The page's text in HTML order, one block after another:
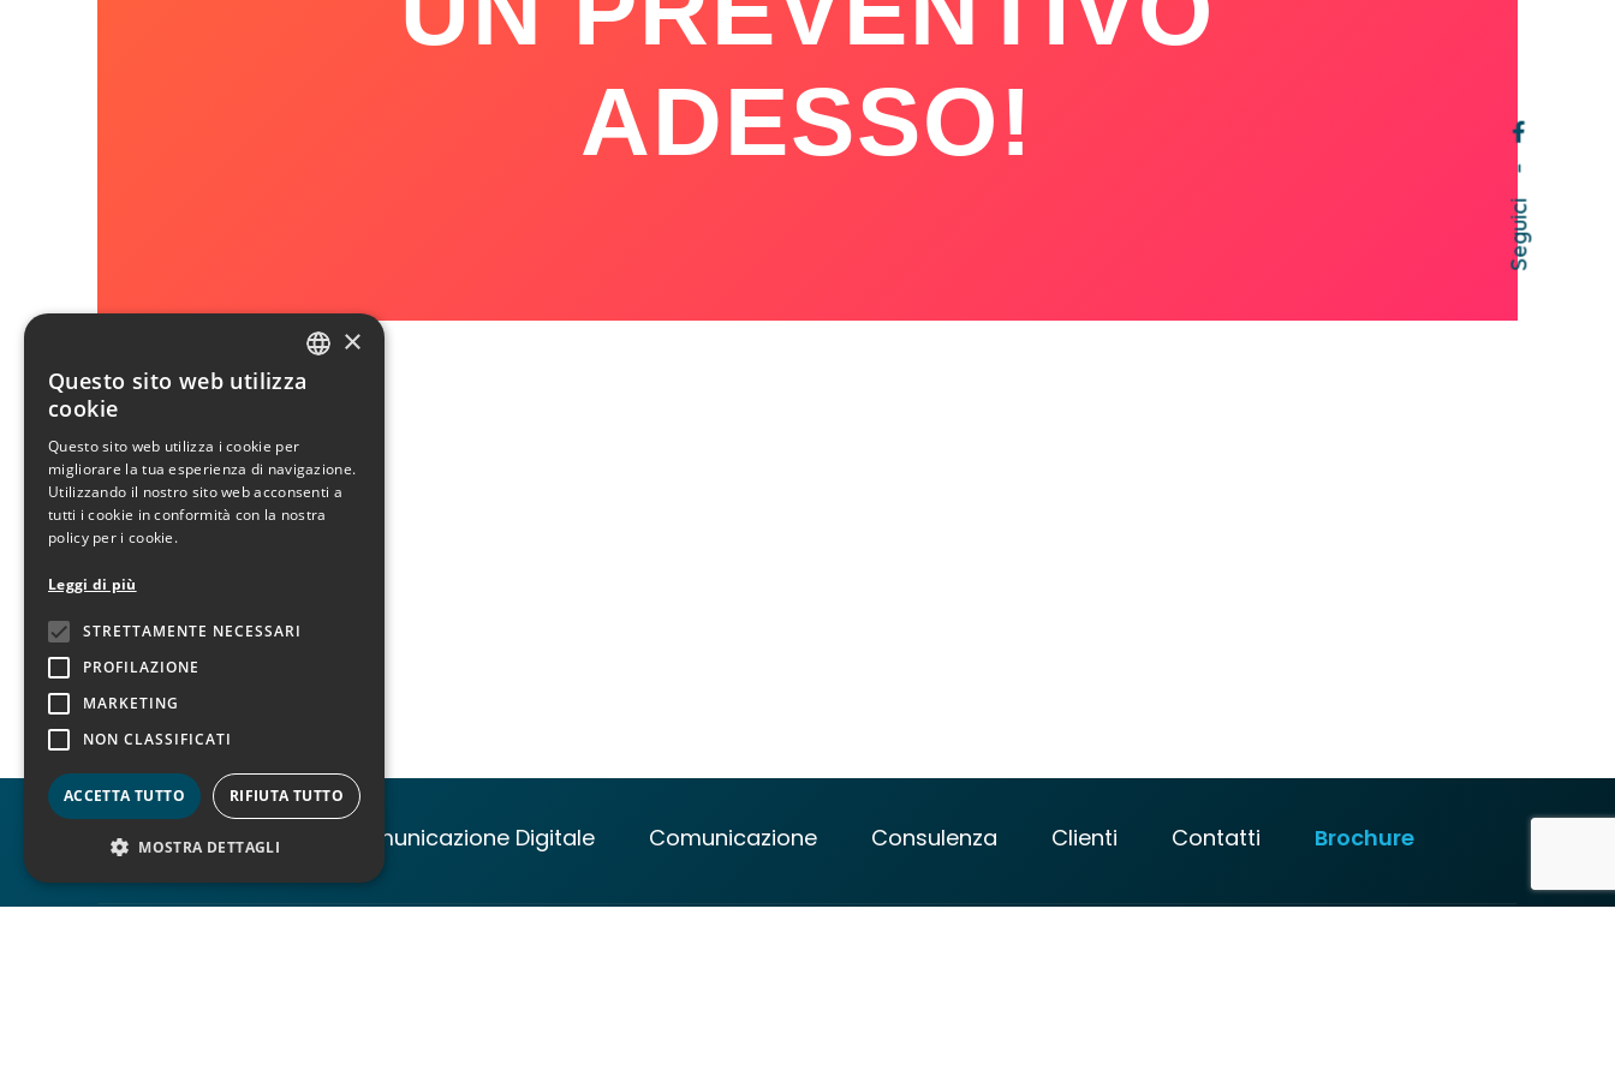
Seguici
–
ADESSO!
Azienda Comunicazione Digitale Comunicazione Consulenza Clienti Contatti Brochure
×
Questo sito web utilizza
cookie
Questo sito web utilizza i cookie per
migliorare la tua esperienza di navigazione.
Utilizzando il nostro sito web acconsenti a
tutti i cookie in conformità con la nostra
policy per i cookie.
Leggi di più
STRETTAMENTE NECESSARI
PROFILAZIONE
MARKETING
NON CLASSIFICATI
ACCETTA TUTTO RIFIUTA TUTTO
MOSTRA DETTAGLI